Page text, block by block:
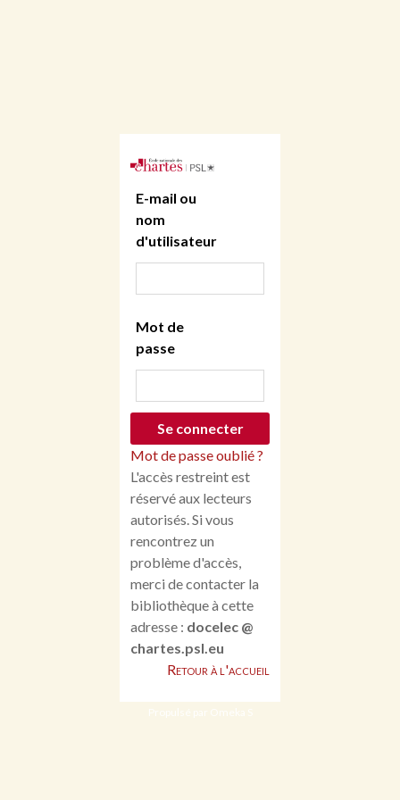
E-mail ou
nom
d'utilisateur
Mot de
passe
Mot de passe oublié ?
L'accès restreint est
réservé aux lecteurs
autorisés. Si vous
rencontrez un
problème d'accès,
merci de contacter la
bibliothèque à cette
adresse : docelec @
chartes.psl.eu
Retour à l'accueil
Propulsé par Omeka S